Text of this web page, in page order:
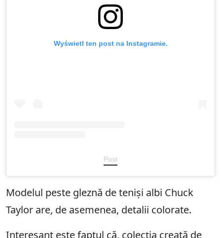
Wyświetl ten post na Instagramie.
Post
Modelul peste gleznă de teniși albi Chuck
Taylor are, de asemenea, detalii colorate.
Interesant este faptul că, colecția creată de